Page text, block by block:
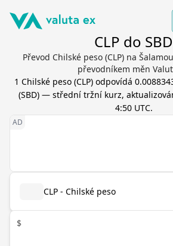
CLP do SBD
Převod Chilské peso (CLP) na
převodníkem měn
1 Chilské peso(CLP) odpovídá
(SBD) — střední tržní kurz,
4:50 UTC.
CLP - Chilské peso
$